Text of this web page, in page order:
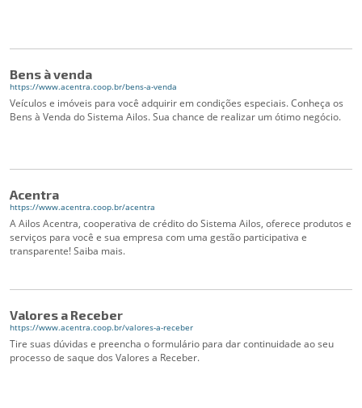
Bens à venda
https://www.acentra.coop.br/bens-a-venda
Veículos e imóveis para você adquirir em condições especiais. Conheça os
Bens à Venda do Sistema Ailos. Sua chance de realizar um ótimo negócio.
Acentra
https://www.acentra.coop.br/acentra
A Ailos Acentra, cooperativa de crédito do Sistema Ailos, oferece produtos e
serviços para você e sua empresa com uma gestão participativa e
transparente! Saiba mais.
Valores a Receber
https://www.acentra.coop.br/valores-a-receber
Tire suas dúvidas e preencha o formulário para dar continuidade ao seu
processo de saque dos Valores a Receber.